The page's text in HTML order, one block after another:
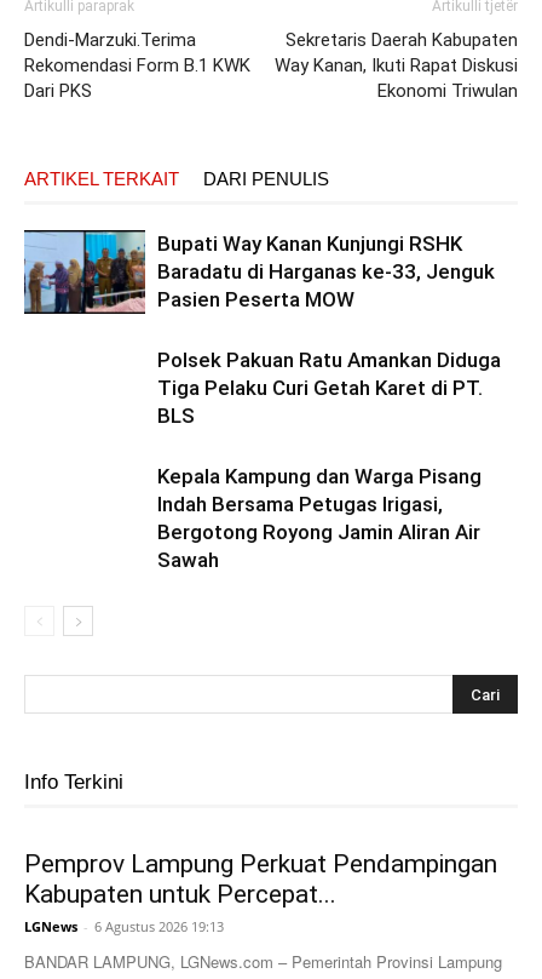
Artikulli paraprak
Dendi-Marzuki.Terima
Rekomendasi Form B.1 KWK
Dari PKS
Artikulli tjetër
Sekretaris Daerah Kabupaten
Way Kanan, Ikuti Rapat Diskusi
Ekonomi Triwulan
ARTIKEL TERKAIT DARI PENULIS
Bupati Way Kanan Kunjungi RSHK
Baradatu di Harganas ke-33, Jenguk
Pasien Peserta MOW
Polsek Pakuan Ratu Amankan Diduga
Tiga Pelaku Curi Getah Karet di PT.
BLS
Kepala Kampung dan Warga Pisang
Indah Bersama Petugas Irigasi,
Bergotong Royong Jamin Aliran Air
Sawah
Info Terkini
Pemprov Lampung Perkuat Pendampingan
Kabupaten untuk Percepat...
LGNews - 6 Agustus 2026 19:13
BANDAR LAMPUNG, LGNews.com – Pemerintah Provinsi Lampung